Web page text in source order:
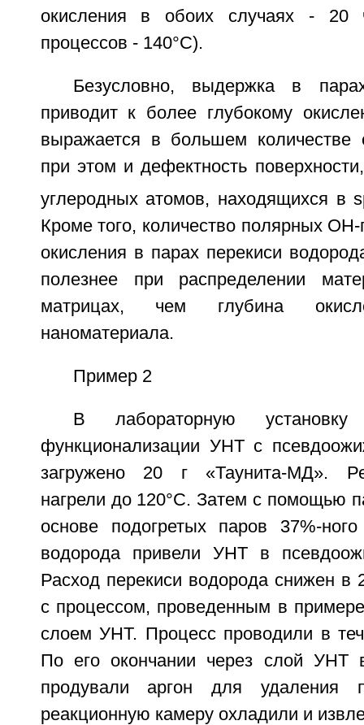
окисления в обоих случаях - 20
процессов - 140°С).
Безусловно, выдержка в
приводит к более глубокому
выражается в большем количестве
при этом и дефектность
углеродных атомов, находящихся в
Кроме того, количество полярных
окисления в парах перекиси
полезнее при распределении
матрицах, чем глубина
наноматериала.
Пример 2
В лабораторную
функционализации УНТ с
загружено 20 г «Таунита-МД».
нагрели до 120°С. Затем с помощью
основе подогретых паров 37%-
водорода привели УНТ в
Расход перекиси водорода снижен в
с процессом, проведенным в
слоем УНТ. Процесс проводили в
По его окончании через слой УНТ
продували аргон для удаления
реакционную камеру охладили и